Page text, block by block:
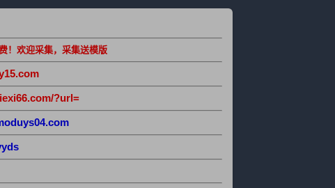
！欢迎采集，采集送模版
?url=